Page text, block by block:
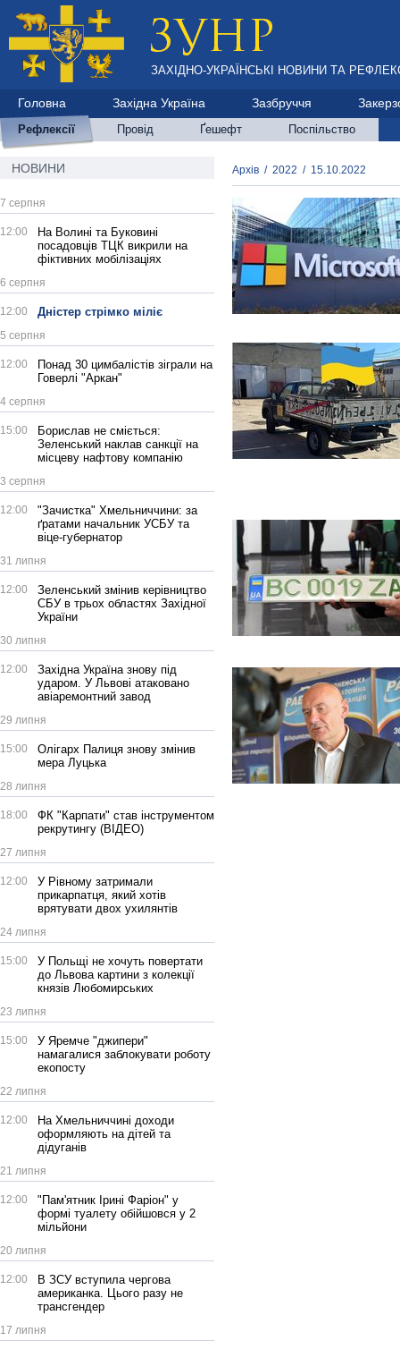
ЗАХІДНО-УКРАЇНСЬКІ НОВИНИ ТА
Головна Західна Україна Зазбруччя
Рефлексії Провід Ґешефт Поспільство
НОВИНИ
7 серпня
12:00
На Волині та Буковині
посадовців ТЦК викрили на
фіктивних мобілізаціях
6 серпня
12:00 Дністер стрімко міліє
5 серпня
12:00
Понад 30 цимбалістів зіграли на
Говерлі "Аркан"
4 серпня
15:00
Борислав не сміється:
Зеленський наклав санкції на
місцеву нафтову компанію
3 серпня
12:00
"Зачистка" Хмельниччини: за
ґратами начальник УСБУ та
віце-губернатор
31 липня
12:00
Зеленський змінив керівництво
СБУ в трьох областях Західної
України
30 липня
12:00
Західна Україна знову під
ударом. У Львові атаковано
авіаремонтний завод
29 липня
15:00
Олігарх Палиця знову змінив
мера Луцька
28 липня
18:00
ФК "Карпати" став інструментом
рекрутингу (ВІДЕО)
27 липня
12:00
У Рівному затримали
прикарпатця, який хотів
врятувати двох ухилянтів
24 липня
15:00
У Польщі не хочуть повертати
до Львова картини з колекції
князів Любомирських
23 липня
15:00
У Яремче "джипери"
намагалися заблокувати роботу
екопосту
22 липня
12:00
На Хмельниччині доходи
оформляють на дітей та
дідуганів
21 липня
12:00
"Пам'ятник Ірині Фаріон" у
формі туалету обійшовся у 2
мільйони
20 липня
12:00
В ЗСУ вступила чергова
американка. Цього разу не
трансгендер
17 липня
Архів / 2022 / 15.10.2022